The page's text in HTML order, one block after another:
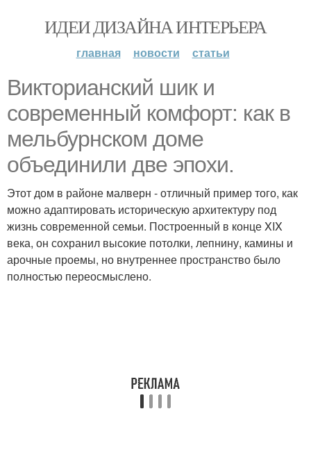
ИДЕИ ДИЗАЙНА ИНТЕРЬЕРА
главная новости статьи
Викторианский шик и
современный комфорт: как в
мельбурнском доме
объединили две эпохи.
Этот дом в районе малверн - отличный пример того, как
можно адаптировать историческую архитектуру под
жизнь современной семьи. Построенный в конце XIX
века, он сохранил высокие потолки, лепнину, камины и
арочные проемы, но внутреннее пространство было
полностью переосмыслено.